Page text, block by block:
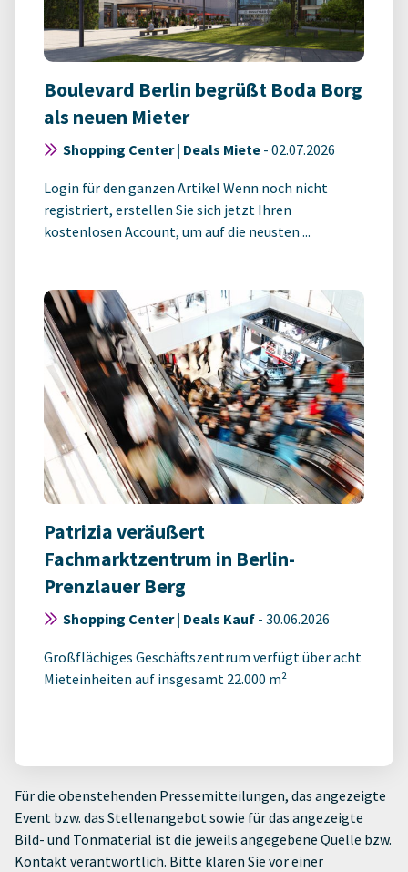
Boulevard Berlin begrüßt Boda Borg
als neuen Mieter
Shopping Center | Deals Miete - 02.07.2026
Login für den ganzen Artikel Wenn noch nicht
registriert, erstellen Sie sich jetzt Ihren
kostenlosen Account, um auf die neusten ...
Patrizia veräußert
Fachmarktzentrum in Berlin-
Prenzlauer Berg
Shopping Center | Deals Kauf - 30.06.2026
Großflächiges Geschäftszentrum verfügt über acht
Mieteinheiten auf insgesamt 22.000 m²
Für die obenstehenden Pressemitteilungen, das angezeigte
Event bzw. das Stellenangebot sowie für das angezeigte
Bild- und Tonmaterial ist die jeweils angegebene Quelle bzw.
Kontakt verantwortlich. Bitte klären Sie vor einer